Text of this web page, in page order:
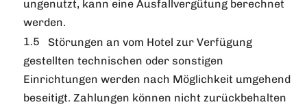
ungenutzt, kann eine Ausfallvergütung berechnet
werden.
Störungen an vom Hotel zur Verfügung
gestellten technischen oder sonstigen
Einrichtungen werden nach Möglichkeit umgehend
beseitigt. Zahlungen können nicht zurückbehalten